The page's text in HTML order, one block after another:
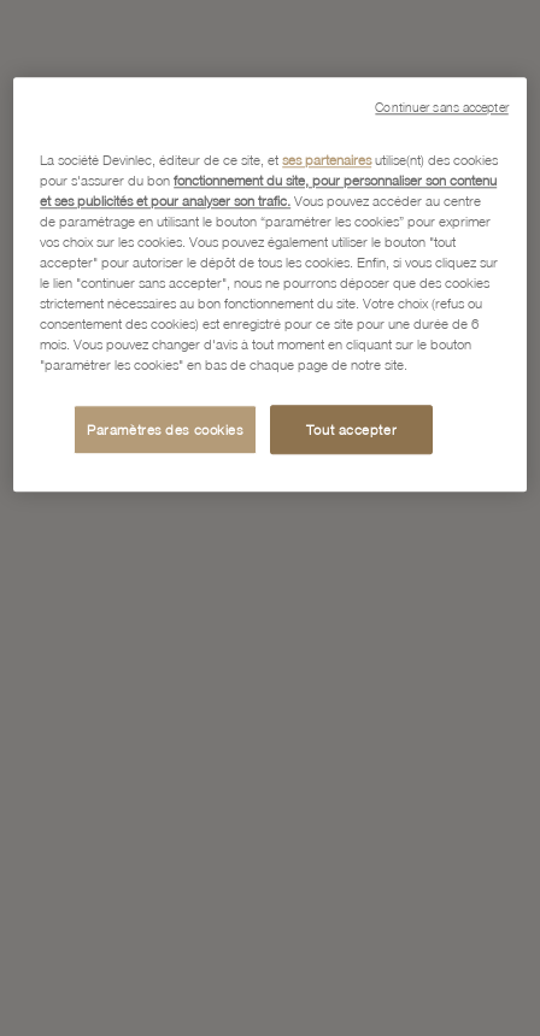
La société Devinlec, éditeur de ce site, etses partenairesutilise(nt) des cookies
pour s'assurer du bonfonctionnement du site, pour personnaliser son contenu
et ses publicités et pour analyser son trafic. Vous pouvez accéder au centre
de paramétrage en utilisant le bouton “paramétrer les cookies” pour exprimer
vos choix sur les cookies. Vous pouvez également utiliser le bouton "tout
accepter" pour autoriser le dépôt de tous les cookies. Enfin, si vous cliquez sur
le lien "continuer sans accepter", nous ne pourrons déposer que des cookies
strictement nécessaires au bon fonctionnement du site. Votre choix (refus ou
consentement des cookies) est enregistré pour ce site pour une durée de 6
mois. Vous pouvez changer d'avis à tout moment en cliquant sur le bouton
"paramétrer les cookies" en bas de chaque page de notre site.
Paramètres des cookies Tout accepter
Continuer sans accepter